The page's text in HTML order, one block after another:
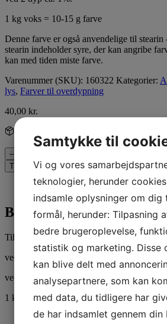
1 kg voks = 10-15 g farve
Denne farve er også anvendelige til
stearin indeholder syre, der kan angribe
kan med tiden miste farve.
Varenummer (SKU): 160322 Kategorier:
lys, Farver til overdypning
40,00 kr.
–
Tilføj til kurv
Beskrivelse Yderligere information
Beskrivelse
Til overdypning anbefales:
ved 1 dyp ca. 1,5%.
ved 2 dyp ca. 1%.
1 kg voks = 10-15 g farve
Samtykke til
Vi og vores
teknologier, herunder
indsamle oplysninger om
formål, herunder: Tilpasning
bedre brugeroplevelse,
statistik og marketing. Disse
kan blive delt med
analysepartnere, som kan
med data, du tidligere har
de har indsamlet gennem